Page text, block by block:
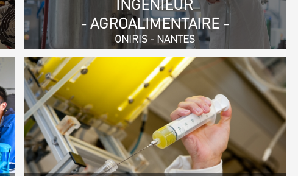
INGÉNIEUR
- AGROALIMENTAIRE -
ONIRIS - NANTES